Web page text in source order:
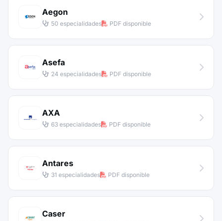
Aegon
50 especialidades PDF disponible
Asefa
24 especialidades PDF disponible
AXA
63 especialidades PDF disponible
Antares
31 especialidades PDF disponible
Caser